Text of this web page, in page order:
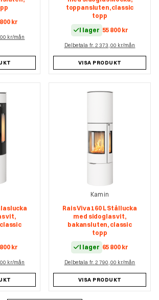
kr
kr/mån
toppansluten, classic
topp
I lager 55 800 kr
Delbetala fr. 2 373,00 kr/mån
VISA PRODUKT
vit,
kr
kr/mån
Kamin
Rais Viva 160 L Stållucka
med sidoglas vit,
bakansluten, classic
topp
I lager 65 800 kr
Delbetala fr. 2 790,00 kr/mån
VISA PRODUKT